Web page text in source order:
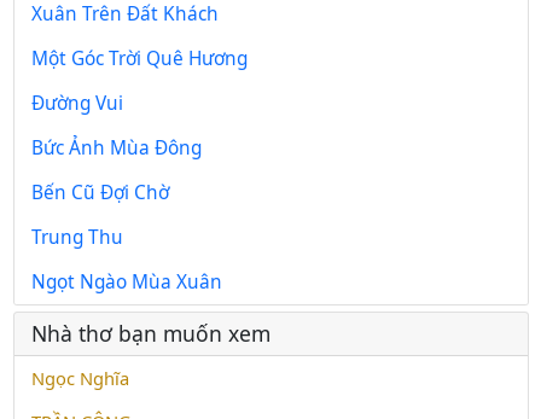
Xuân Trên Đất Khách
Một Góc Trời Quê Hương
Đường Vui
Bức Ảnh Mùa Đông
Bến Cũ Đợi Chờ
Trung Thu
Ngọt Ngào Mùa Xuân
Nhà thơ bạn muốn xem
Ngọc Nghĩa